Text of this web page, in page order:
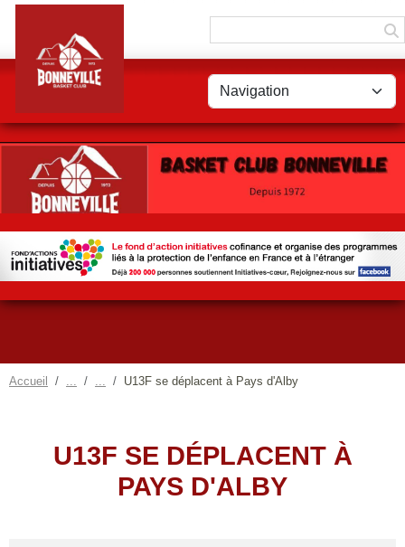
Accueil U13F se déplacent à Pays d'Alby
U13F SE DÉPLACENT À
PAYS D'ALBY